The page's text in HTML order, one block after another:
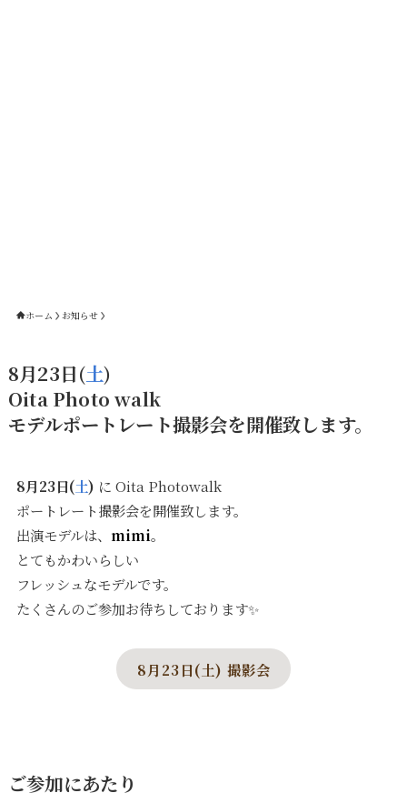
ホーム お知らせ
8月23日(土)
Oita Photo walk
モデルポートレート撮影会を開催致します。
8月23日(土) に Oita Photowalk
ポートレート撮影会を開催致します。
出演モデルは、 mimi。
とてもかわいらしい
フレッシュなモデルです。
たくさんのご参加お待ちしております✨
8月23日(土) 撮影会
ご参加にあたり